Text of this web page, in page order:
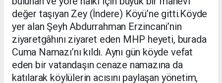
değer taşıyan Zey (İndere) Köyü’ne gitti.Köyde
yer alan Şeyh Abdurrahman Erzincani’nin
ziyaretgâhını ziyaret eden MHP heyeti, burada
Cuma Namazı’nı kıldı. Aynı gün köyde vefat
eden bir vatandaşın cenaze namazına da
katılarak köylülerin acısını paylaşan yönetim,